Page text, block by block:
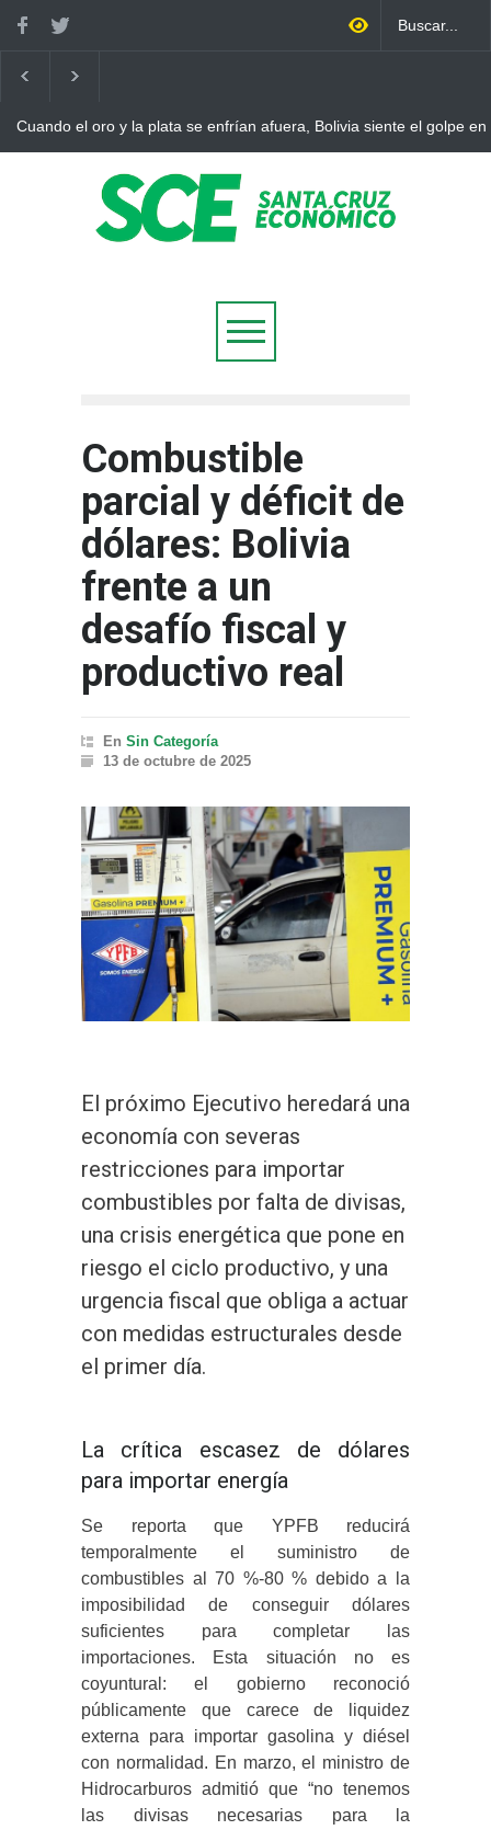
Cuando el oro y la plata se enfrían afuera, Bolivia siente el golpe en
Combustible
parcial y déficit de
dólares: Bolivia
frente a un
desafío fiscal y
productivo real
En Sin Categoría
13 de octubre de 2025
El próximo Ejecutivo heredará una
economía con severas
restricciones para importar
combustibles por falta de divisas,
una crisis energética que pone en
riesgo el ciclo productivo, y una
urgencia fiscal que obliga a actuar
con medidas estructurales desde
el primer día.
La crítica escasez de dólares
para importar energía
Se reporta que YPFB reducirá
temporalmente el suministro de
combustibles al 70 %-80 % debido a la
imposibilidad de conseguir dólares
suficientes para completar las
importaciones. Esta situación no es
coyuntural: el gobierno reconoció
públicamente que carece de liquidez
externa para importar gasolina y diésel
con normalidad. En marzo, el ministro de
Hidrocarburos admitió que “no tenemos
las divisas necesarias para la